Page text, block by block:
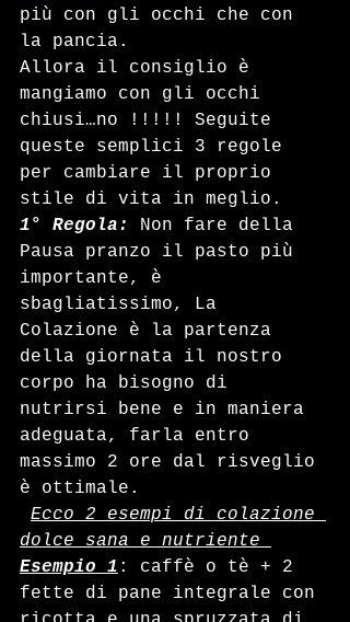
più con gli occhi che con
la pancia.
Allora il consiglio è
mangiamo con gli occhi
chiusi…no !!!!! Seguite
queste semplici 3 regole
per cambiare il proprio
stile di vita in meglio.
1° Regola:
Non fare della
Pausa pranzo il pasto più
importante, è
sbagliatissimo, La
Colazione è la partenza
della giornata il nostro
corpo ha bisogno di
nutrirsi bene e in maniera
adeguata, farla entro
massimo 2 ore dal risveglio
è ottimale.
Ecco 2 esempi di colazione
dolce sana e nutriente
Esempio 1 : caffè o tè + 2
fette di pane integrale con